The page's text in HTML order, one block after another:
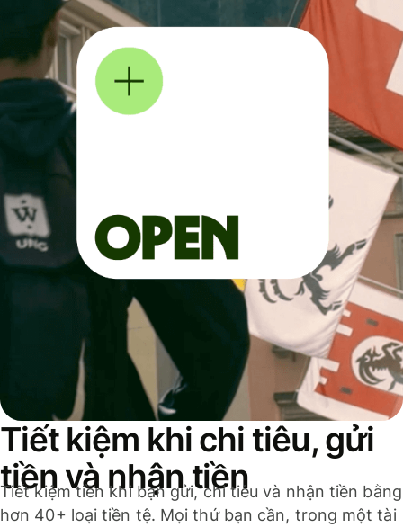
Tiết kiệm khi chi tiêu, gửi
tiền và nhận tiền
Tiết kiệm tiền khi bạn gửi, chi tiêu và nhận tiền bằng
hơn 40+ loại tiền tệ. Mọi thứ bạn cần, trong một tài